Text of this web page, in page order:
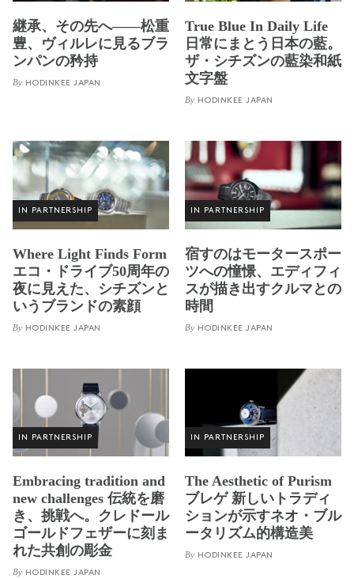
継承、その先へ——松重
豊、ヴィルレに見るブラ
ンパンの矜持
By HODINKEE JAPAN
True Blue In Daily Life
日常にまとう日本の藍。
ザ・シチズンの藍染和紙
文字盤
By HODINKEE JAPAN
IN PARTNERSHIP
Where Light Finds Form
エコ・ドライブ50周年の
夜に見えた、シチズンと
いうブランドの素顔
By HODINKEE JAPAN
IN PARTNERSHIP
宿すのはモータースポー
ツへの憧憬、エディフィ
スが描き出すクルマとの
時間
By HODINKEE JAPAN
IN PARTNERSHIP
Embracing tradition and
new challenges 伝統を磨
き、挑戦へ。クレドール
ゴールドフェザーに刻ま
れた共創の彫金
By HODINKEE JAPAN
IN PARTNERSHIP
The Aesthetic of Purism
ブレゲ 新しいトラディ
ションが示すネオ・ブル
ータリズム的構造美
By HODINKEE JAPAN